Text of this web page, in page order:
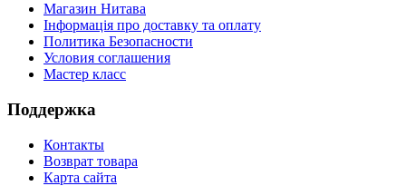
Магазин Нитава
Інформація про доставку та оплату
Политика Безопасности
Условия соглашения
Мастер класс
Поддержка
Контакты
Возврат товара
Карта сайта